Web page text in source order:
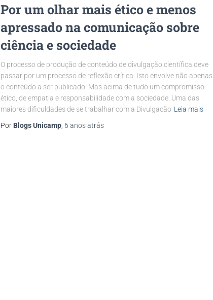
Por um olhar mais ético e menos
apressado na comunicação sobre
ciência e sociedade
O processo de produção de conteúdo de divulgação científica deve
passar por um processo de reflexão crítica. Isto envolve não apenas
o conteúdo a ser publicado. Mas acima de tudo um compromisso
ético, de empatia e responsabilidade com a sociedade. Uma das
maiores dificuldades de se trabalhar com a Divulgação Leia mais
Por Blogs Unicamp 6 anosatrás